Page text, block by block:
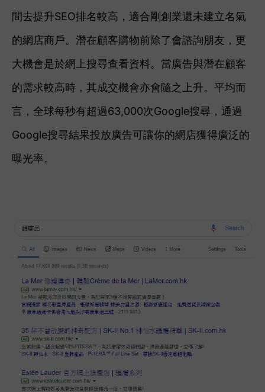
間去提升SEO排名較高，適合剛創業還未建立名氣
的網店商戶。 潛在顧客購物前除了會諮詢朋友，更
大機會是於網上搜尋查看資料。當廣告與潛在顧客
的需求較高時，其成交機會亦會隨之上升。 平均而
言，全球每秒有超過63,000次Google搜尋，通過
Google搜尋結果投放廣告可讓你的網店獲得廣泛的
曝光率。